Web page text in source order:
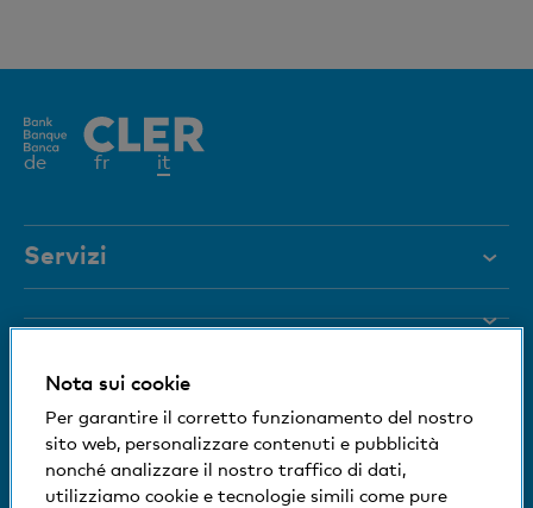
de fr itElemento
Servizi
Organi dirigenti
+41 (0)800 88 99 66
Siamo a vostra disposizione
Informazioni sulla banca
Nota sui cookie
Per garantire il corretto funzionamento del nostro
sito web, personalizzare contenuti e pubblicità
nonché analizzare il nostro traffico di dati,
utilizziamo cookie e tecnologie simili come pure